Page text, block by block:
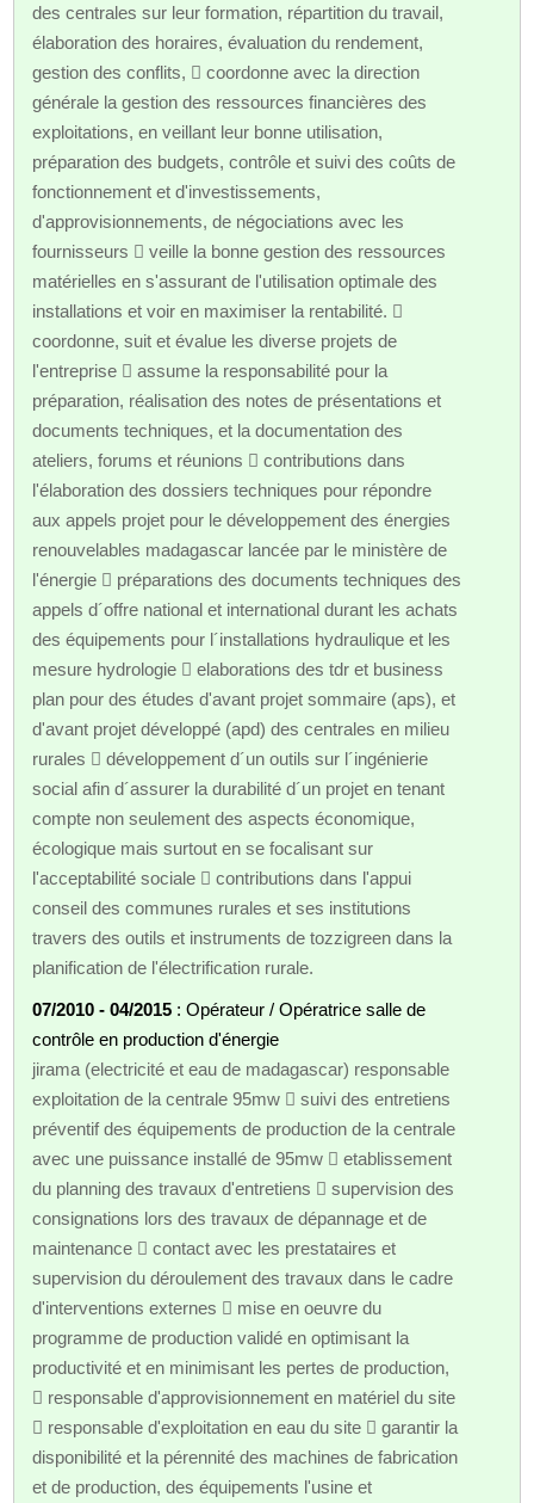
des centrales sur leur formation, répartition du travail,
élaboration des horaires, évaluation du rendement,
gestion des conflits,  coordonne avec la direction
générale la gestion des ressources financières des
exploitations, en veillant leur bonne utilisation,
préparation des budgets, contrôle et suivi des coûts de
fonctionnement et d'investissements,
d'approvisionnements, de négociations avec les
fournisseurs  veille la bonne gestion des ressources
matérielles en s'assurant de l'utilisation optimale des
installations et voir en maximiser la rentabilité. 
coordonne, suit et évalue les diverse projets de
l'entreprise  assume la responsabilité pour la
préparation, réalisation des notes de présentations et
documents techniques, et la documentation des
ateliers, forums et réunions  contributions dans
l'élaboration des dossiers techniques pour répondre
aux appels projet pour le développement des énergies
renouvelables madagascar lancée par le ministère de
l'énergie  préparations des documents techniques des
appels d´offre national et international durant les achats
des équipements pour l´installations hydraulique et les
mesure hydrologie  elaborations des tdr et business
plan pour des études d'avant projet sommaire (aps), et
d'avant projet développé (apd) des centrales en milieu
rurales  développement d´un outils sur l´ingénierie
social afin d´assurer la durabilité d´un projet en tenant
compte non seulement des aspects économique,
écologique mais surtout en se focalisant sur
l'acceptabilité sociale  contributions dans l'appui
conseil des communes rurales et ses institutions
travers des outils et instruments de tozzigreen dans la
planification de l'électrification rurale.
07/2010 - 04/2015 : Opérateur / Opératrice salle de
contrôle en production d'énergie
jirama (electricité et eau de madagascar) responsable
exploitation de la centrale 95mw  suivi des entretiens
préventif des équipements de production de la centrale
avec une puissance installé de 95mw  etablissement
du planning des travaux d'entretiens  supervision des
consignations lors des travaux de dépannage et de
maintenance  contact avec les prestataires et
supervision du déroulement des travaux dans le cadre
d'interventions externes  mise en oeuvre du
programme de production validé en optimisant la
productivité et en minimisant les pertes de production,
 responsable d'approvisionnement en matériel du site
 responsable d'exploitation en eau du site  garantir la
disponibilité et la pérennité des machines de fabrication
et de production, des équipements l'usine et